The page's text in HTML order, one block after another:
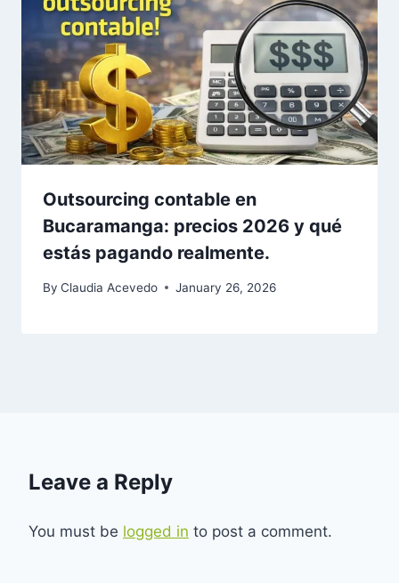
Outsourcing contable en
Bucaramanga: precios 2026 y qué
estás pagando realmente.
By Claudia Acevedo January 26, 2026
Leave a Reply
You must be logged in to post a comment.